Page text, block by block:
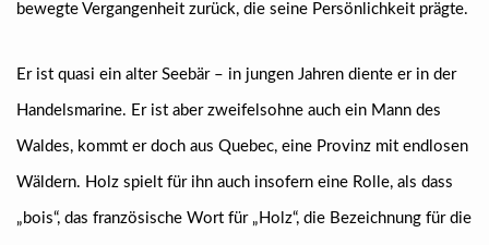
bewegte Vergangenheit zurück, die seine Persönlichkeit prägte.
Er ist quasi ein alter Seebär – in jungen Jahren diente er in der
Handelsmarine. Er ist aber zweifelsohne auch ein Mann des
Waldes, kommt er doch aus Quebec, eine Provinz mit endlosen
Wäldern. Holz spielt für ihn auch insofern eine Rolle, als dass
„bois“, das französische Wort für „Holz“, die Bezeichnung für die